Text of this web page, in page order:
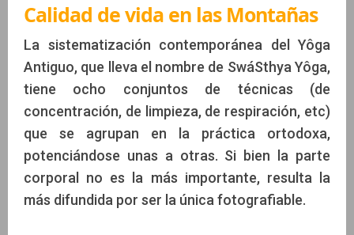
Calidad de vida en las Montañas
La sistematización contemporánea del Yôga
Antiguo, que lleva el nombre de SwáSthya Yôga,
tiene ocho conjuntos de técnicas (de
concentración, de limpieza, de respiración, etc)
que se agrupan en la práctica ortodoxa,
potenciándose unas a otras. Si bien la parte
corporal no es la más importante, resulta la
más difundida por ser la única fotografiable.